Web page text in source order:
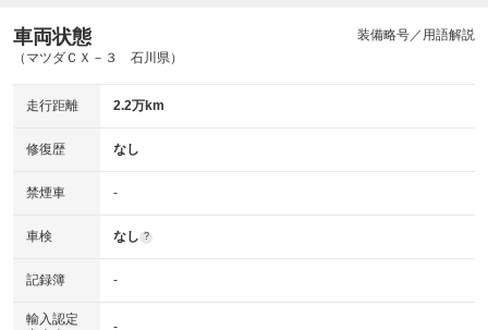
車両状態
（マツダＣＸ－３ 石川県）
装備略号／用語解説
走行距離 2.2万km
修復歴 なし
禁煙車 -
車検 なし ?
記録簿 -
輸入認定
-